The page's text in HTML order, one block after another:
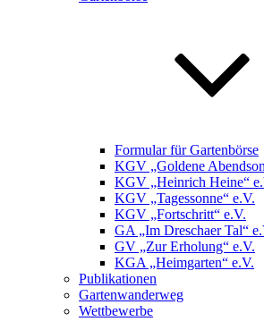
Formular für Gartenbörse
KGV „Goldene
KGV „Heinrich Heine“
KGV „Tagessonne“ e.V.
KGV „Fortschritt“ e.V.
GA „Im Dreschaer Tal“
GV „Zur Erholung“ e.V.
KGA „Heimgarten“ e.V.
Publikationen
Gartenwanderweg
Wettbewerbe